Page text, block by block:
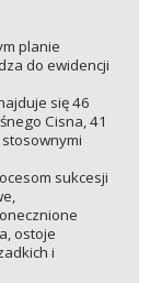
planie
do ewidencji
się 46
Cisna, 41
sukcesji
ostoje
i